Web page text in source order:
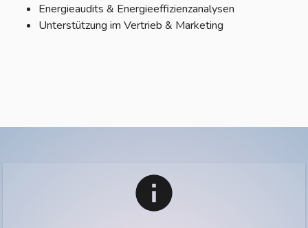
Energieaudits & Energieeffizienzanalysen
Unterstützung im Vertrieb & Marketing